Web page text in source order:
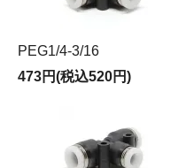
PEG1/4-3/16
473円(税込520円)